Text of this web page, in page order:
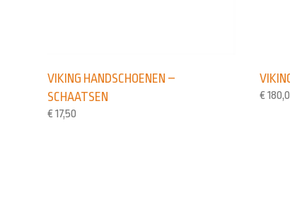
VIKING HANDSCHOENEN –
SCHAATSEN
€ 17,50
€